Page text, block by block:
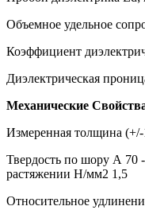
Объемное удельное
Коэффициент
Диэлектрическая
Механические
Измеренная толщина
Твердость по шору А 70
растяжении Н/мм2 1,5
Относительное